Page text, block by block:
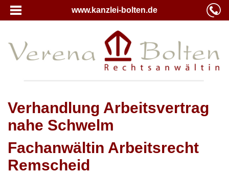
www.kanzlei-bolten.de
Verhandlung Arbeitsvertrag
nahe Schwelm
Fachanwältin Arbeitsrecht
Remscheid